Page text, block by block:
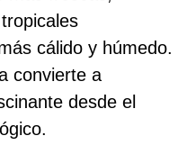
cálido y húmedo.
convierte a
desde el